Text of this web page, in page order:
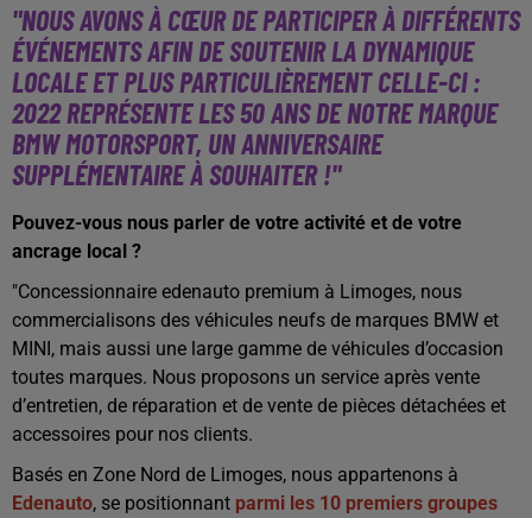
"NOUS AVONS À CŒUR DE PARTICIPER À DIFFÉRENTS
ÉVÉNEMENTS AFIN DE SOUTENIR LA DYNAMIQUE
LOCALE ET PLUS PARTICULIÈREMENT CELLE-CI :
2022 REPRÉSENTE LES 50 ANS DE NOTRE MARQUE
BMW MOTORSPORT, UN ANNIVERSAIRE
SUPPLÉMENTAIRE À SOUHAITER !"
Pouvez-vous nous parler de votre activité et de votre
ancrage local ?
"Concessionnaire edenauto premium à Limoges, nous
commercialisons des véhicules neufs de marques BMW et
MINI, mais aussi une large gamme de véhicules d’occasion
toutes marques. Nous proposons un service après vente
d’entretien, de réparation et de vente de pièces détachées et
accessoires pour nos clients.
Basés en Zone Nord de Limoges, nous appartenons à
Edenauto, se positionnant parmi les 10 premiers groupes